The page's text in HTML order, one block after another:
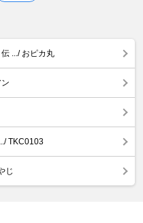
.../ おピカ丸
TKC0103
じ